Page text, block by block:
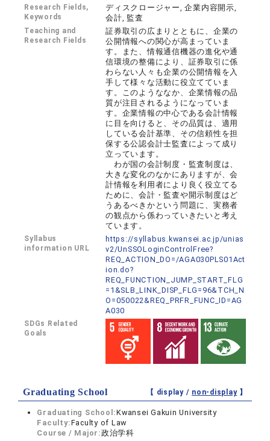
Research Fields,
Keywords
ディスクロージャー, 企業内容開示,
会計, 監査
Teaching and
Research Fields
証券取引の広まりとともに、企業の
公開情報への関心が高まっていま
す。また、情報通信機器の進化や通
信環境の整備により、証券取引に係
わらない人々も企業の公開情報を入
手して様々な活動に役立てていま
す。このようななか、企業情報の品
質が注目されるようになっていま
す。企業情報の中心である会計情報
に目を向けると、その品質は、適用
している会計基準、その信頼性を担
保する公認会計士監査によって成り
立っています。
わが国の会計制度・監査制度は、
大きな変化のなかにありますが、会
計情報を利用者により良く役立てる
ために、会計・監査や開示制度はど
うあるべきかという問題に、実務者
の観点から係わっていきたいと考え
ています。
Syllabus
information URL
https://syllabus.kwansei.ac.jp/unias
v2/UnSSOLoginControlFree?
REQ_ACTION_DO=/AGA030PLS01Act
ion.do?
REQ_FUNCTION_JUMP_START_FLG
=1&SLB_LINK_DISP_FLG=96&TCH_N
O=050022&REQ_PRFR_FUNC_ID=AG
A030
SDGs Related
Goals
Graduating School 【 display / non-display】
Graduating School:Kwansei Gakuin University
Faculty:Faculty of Law
Course / Major:政治学科